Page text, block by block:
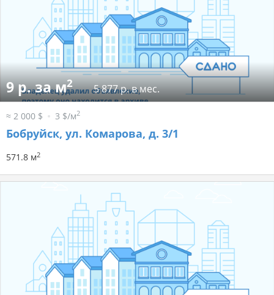
9 р. за м2 5 877 р. в мес.
≈ 2 000 $ 3 $/м2
Бобруйск, ул. Комарова, д. 3/1
571.8 м2